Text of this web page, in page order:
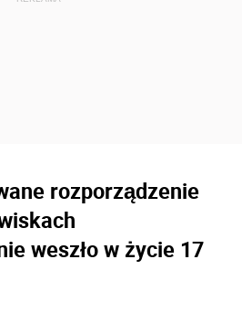
rozporządzenie
weszło w życie 17